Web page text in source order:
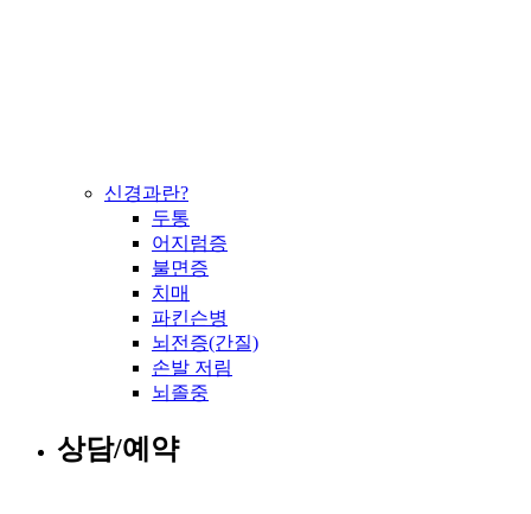
신경과란?
두통
어지럼증
불면증
치매
파킨슨병
뇌전증(간질)
손발 저림
뇌졸중
상담/예약